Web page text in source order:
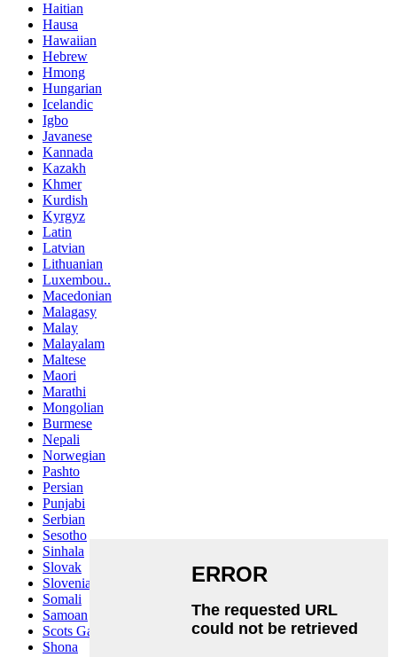
Haitian
Hausa
Hawaiian
Hebrew
Hmong
Hungarian
Icelandic
Igbo
Javanese
Kannada
Kazakh
Khmer
Kurdish
Kyrgyz
Latin
Latvian
Lithuanian
Luxembou..
Macedonian
Malagasy
Malay
Malayalam
Maltese
Maori
Marathi
Mongolian
Burmese
Nepali
Norwegian
Pashto
Persian
Punjabi
Serbian
Sesotho
Sinhala
Slovak
Slovenian
Somali
Samoan
Scots Gaelic
Shona